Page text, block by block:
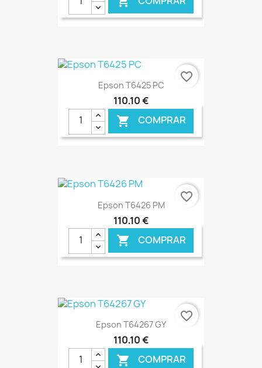
€ ONLINE
Epson T6425 PC
110,10 €
 COMPRAR
€ ONLINE
favorite_border
Epson T6426 PM
110,10 €
 COMPRAR
€ ONLINE
favorite_border
Epson T64267 GY
110,10 €
 COMPRAR
favorite_border